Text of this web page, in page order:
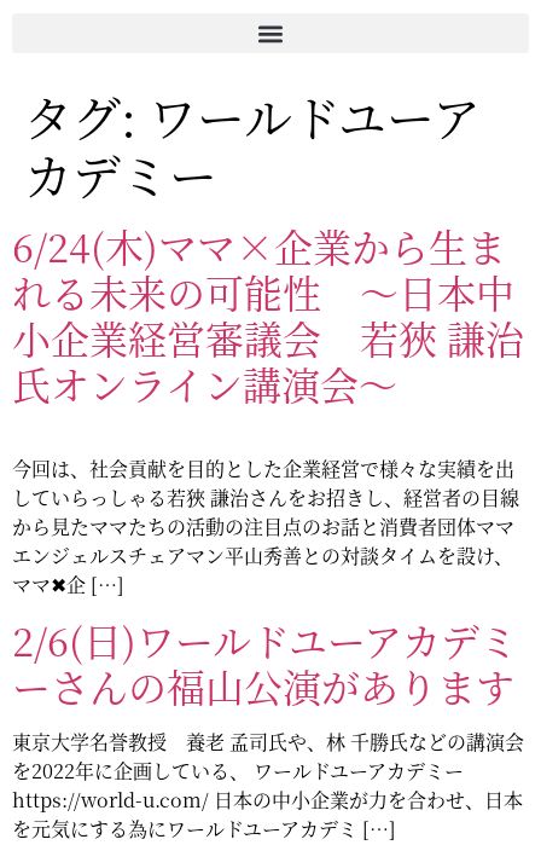
タグ: ワールドユーア
カデミー
6/24(木)ママ×企業から生ま
れる未来の可能性 ～日本中
小企業経営審議会 若狹 謙治
氏オンライン講演会～
今回は、社会貢献を目的とした企業経営で様々な実績を出
していらっしゃる若狹 謙治さんをお招きし、経営者の目線
から見たママたちの活動の注目点のお話と消費者団体ママ
エンジェルスチェアマン平山秀善との対談タイムを設け、
ママ✖︎企 […]
2/6(日)ワールドユーアカデミ
ーさんの福山公演があります
東京大学名誉教授 養老 孟司氏や、林 千勝氏などの講演会
を2022年に企画している、 ワールドユーアカデミー
https://world-u.com/ 日本の中小企業が力を合わせ、日本
を元気にする為にワールドユーアカデミ […]